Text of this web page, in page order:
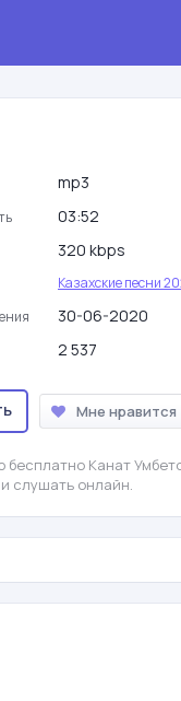
mp3
03:52
320 kbps
Казахские песни
30-06-2020
2 537
Мне нравится
Канат
слушать онлайн.